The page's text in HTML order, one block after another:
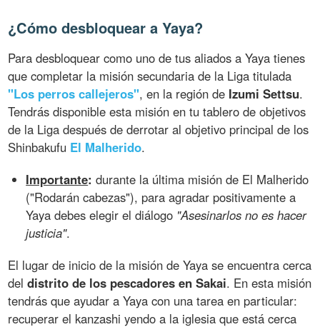
¿Cómo desbloquear a Yaya?
Para desbloquear como uno de tus aliados a Yaya tienes
que completar la misión secundaria de la Liga titulada
"Los perros callejeros", en la región de Izumi Settsu.
Tendrás disponible esta misión en tu tablero de objetivos
de la Liga después de derrotar al objetivo principal de los
Shinbakufu El Malherido.
Importante: durante la última misión de El Malherido
("Rodarán cabezas"), para agradar positivamente a
Yaya debes elegir el diálogo "Asesinarlos no es hacer
justicia".
El lugar de inicio de la misión de Yaya se encuentra cerca
deldistrito de los pescadores en Sakai. En esta misión
tendrás que ayudar a Yaya con una tarea en particular:
recuperar el kanzashi yendo a la iglesia que está cerca